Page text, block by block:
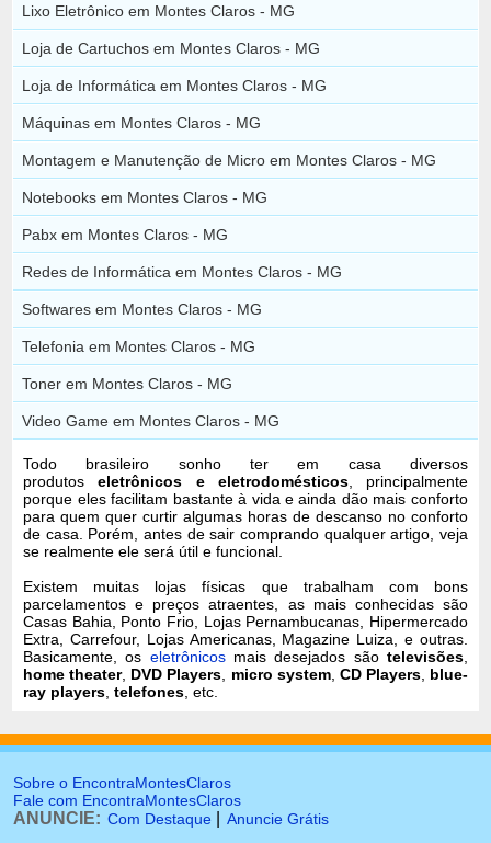
Lixo Eletrônico em Montes Claros - MG
Loja de Cartuchos em Montes Claros - MG
Loja de Informática em Montes Claros - MG
Máquinas em Montes Claros - MG
Montagem e Manutenção de Micro em Montes Claros - MG
Notebooks em Montes Claros - MG
Pabx em Montes Claros - MG
Redes de Informática em Montes Claros - MG
Softwares em Montes Claros - MG
Telefonia em Montes Claros - MG
Toner em Montes Claros - MG
Video Game em Montes Claros - MG
Todo brasileiro sonho ter em casa diversos
produtoseletrônicos e eletrodomésticos, principalmente
porque eles facilitam bastante à vida e ainda dão mais conforto
para quem quer curtir algumas horas de descanso no conforto
de casa. Porém, antes de sair comprando qualquer artigo, veja
se realmente ele será útil e funcional.
Existem muitas lojas físicas que trabalham com bons
parcelamentos e preços atraentes, as mais conhecidas são
Casas Bahia, Ponto Frio, Lojas Pernambucanas, Hipermercado
Extra, Carrefour, Lojas Americanas, Magazine Luiza, e outras.
Basicamente, os eletrônicosmais desejados são televisões,
home theater, DVD Players micro system, CD Players, blue-
ray players ,telefones , etc.
Sobre o EncontraMontesClaros
Fale com EncontraMontesClaros
ANUNCIE: Com Destaque Anuncie Grátis